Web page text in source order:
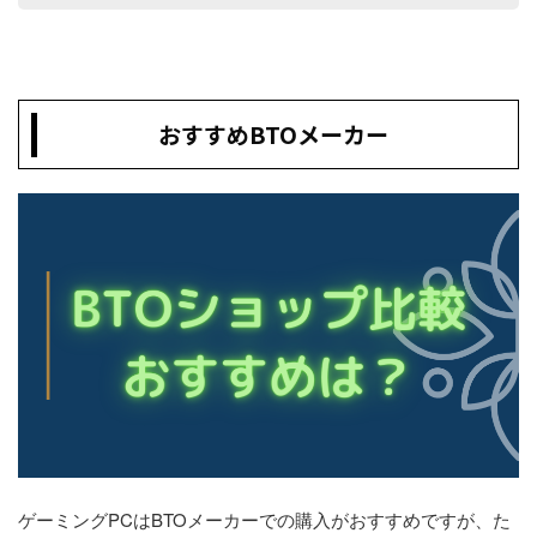
おすすめBTOメーカー
ゲーミングPCはBTOメーカーでの購入がおすすめですが、た